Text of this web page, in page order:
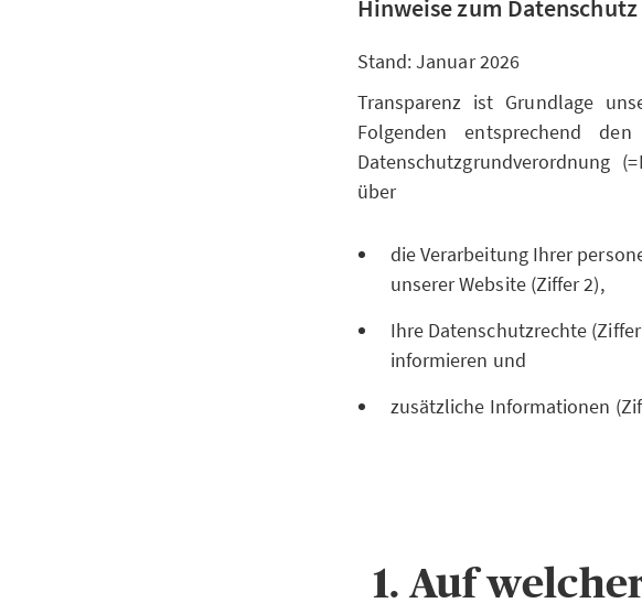
Hinweise zum
Stand: Januar 2026
Transparenz ist Grundlage
Folgenden entsprechend
Datenschutzgrundverordnung
über
die Verarbeitung Ihrer
unserer Website (Ziffer 2),
Ihre Datenschutzrechte
informieren und
zusätzliche Informationen
1. Auf